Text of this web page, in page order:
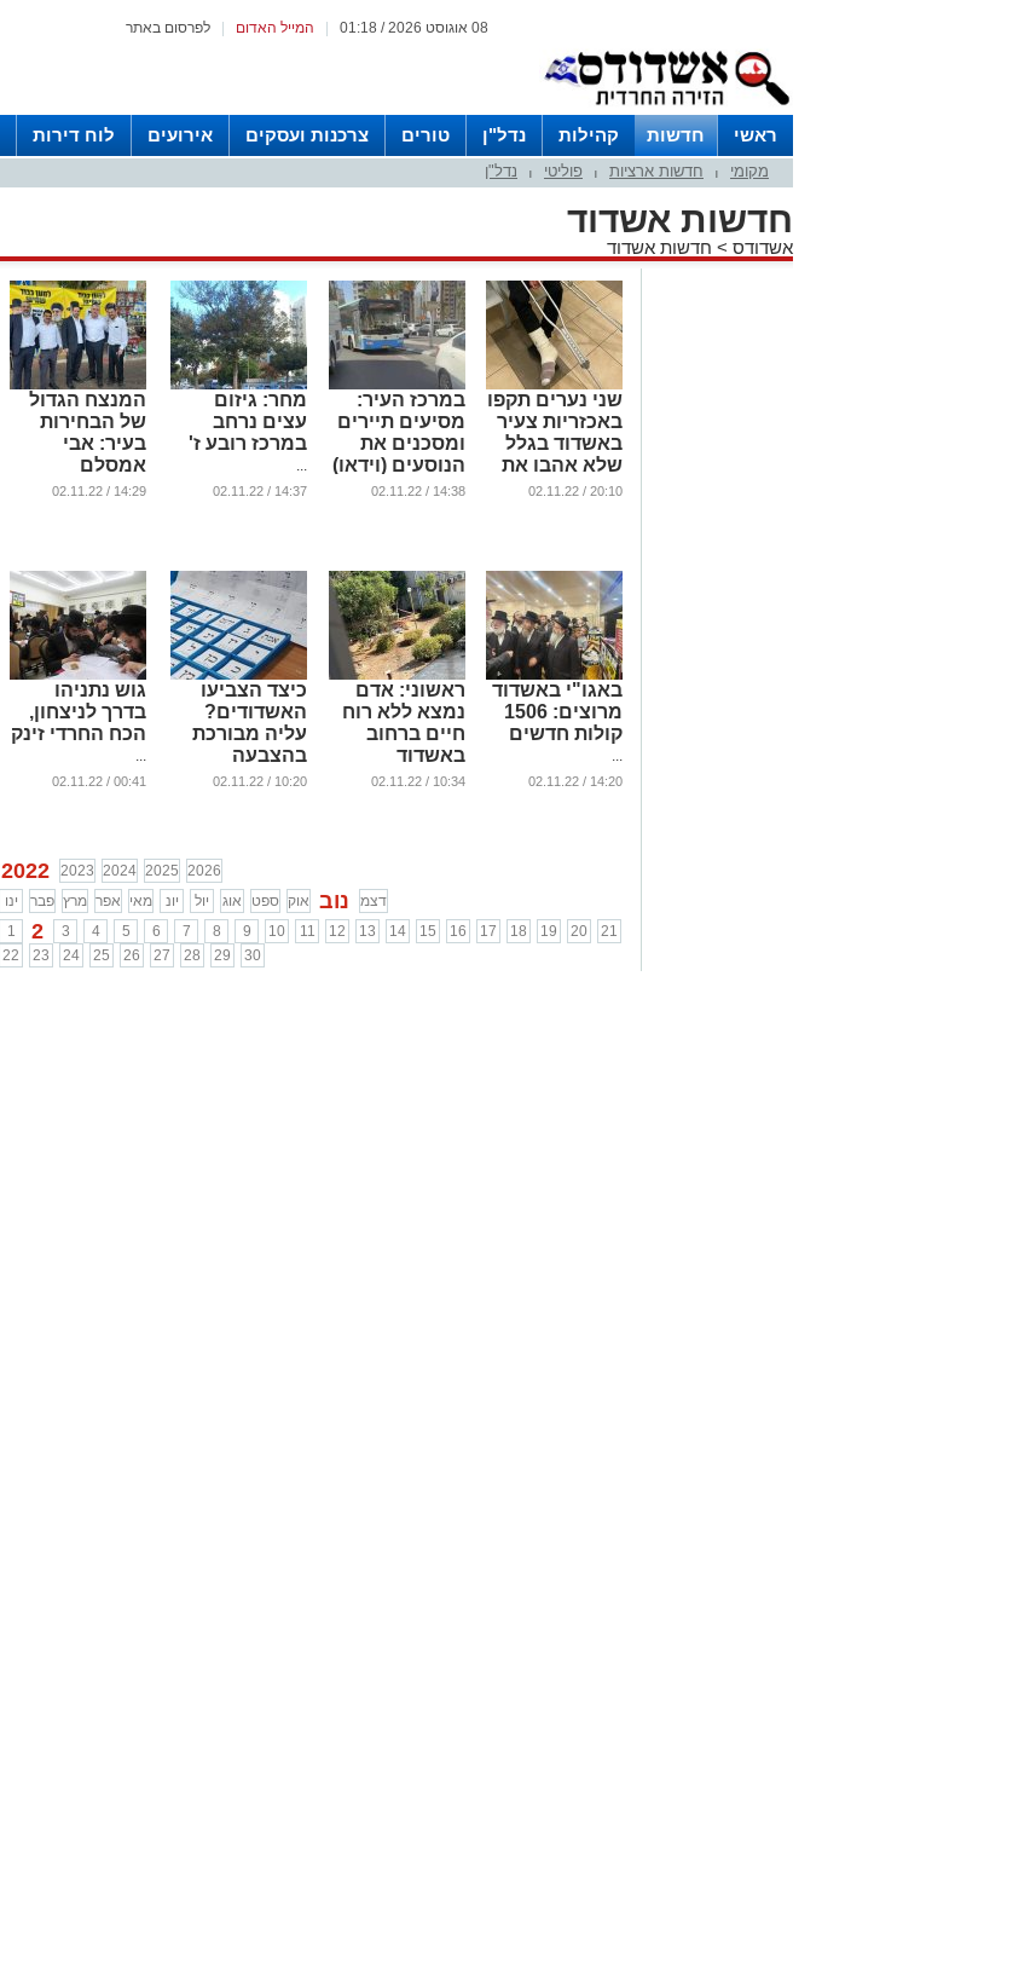
לפרסום באתר המייל האדום 08 אוגוסט 2026 / 01:18
ראשי חדשות קהילות נדל"ן טורים צרכנות ועסקים אירועים לוח דירות
מקומי חדשות ארציות פוליטי נדל"ן
חדשות אשדוד
אשדודס > חדשות אשדוד
שני נערים תקפו
באכזריות צעיר
באשדוד בגלל
שלא אהבו את
מראהו
20:10 / 02.11.22
במרכז העיר:
מסיעים תיירים
ומסכנים את
הנוסעים (וידאו)
...
14:38 / 02.11.22
מחר: גיזום
עצים נרחב
במרכז רובע ז'
...
14:37 / 02.11.22
המנצח הגדול
של הבחירות
בעיר: אבי
אמסלם
...
14:29 / 02.11.22
באגו"י באשדוד
מרוצים: 1506
קולות חדשים
...
14:20 / 02.11.22
ראשוני: אדם
נמצא ללא רוח
חיים ברחוב
באשדוד
...
10:34 / 02.11.22
כיצד הצביעו
האשדודים?
עליה מבורכת
בהצבעה
החרדית
10:20 / 02.11.22
גוש נתניהו
בדרך לניצחון,
הכח החרדי זינק
...
00:41 / 02.11.22
2022 2023 2024 2025 2026
ינו
פבר מרץ אפר מאי יונ יול אוג ספט אוק נוב
דצמ
1
2 3 4 5 6 7 8 9 10 11 12 13 14 15 16 17 18 19 20
21
22
23 24 25 26 27 28 29 30